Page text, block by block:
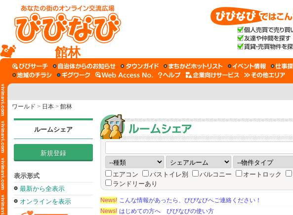
館林
ワールド > 日本 > 館林
ルームシェア
新規登録
表示形式
最新から全表示
オンラインを表示
エアコン バストイレ別 バルコニー オートロック
ランドリーあり
News! こんな情報があったら、びびなびへご連絡ください！
News! はじめての方へ びびなびの使い方